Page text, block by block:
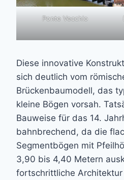
Ponte Vecchio
Diese innovative
sich deutlich vom
Brückenbaumodell, das
kleine Bögen vorsah.
Bauweise für das 14.
bahnbrechend, da die
Segmentbögen mit
3,90 bis 4,40 Metern
fortschrittliche